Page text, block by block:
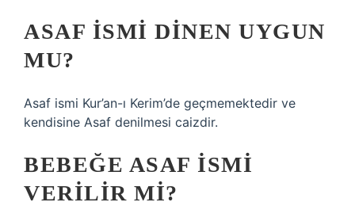
ASAF ISMI DINEN UYGUN
MU?
Asaf ismi Kur’an-ı Kerim’de geçmemektedir ve
kendisine Asaf denilmesi caizdir.
BEBEĞE ASAF ISMI
VERILIR MI?